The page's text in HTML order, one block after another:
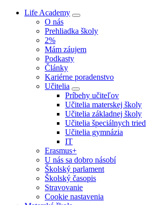
Life Academy
O nás
Prehliadka školy
2%
Mám záujem
Podkasty
Články
Kariérne poradenstvo
Učitelia
Príbehy učiteľov
Učitelia materskej školy
Učitelia základnej školy
Učitelia špeciálnych tried
Učitelia gymnázia
IT
Erasmus+
U nás sa dobro násobí
Školský parlament
Školský časopis
Stravovanie
Cookie nastavenia